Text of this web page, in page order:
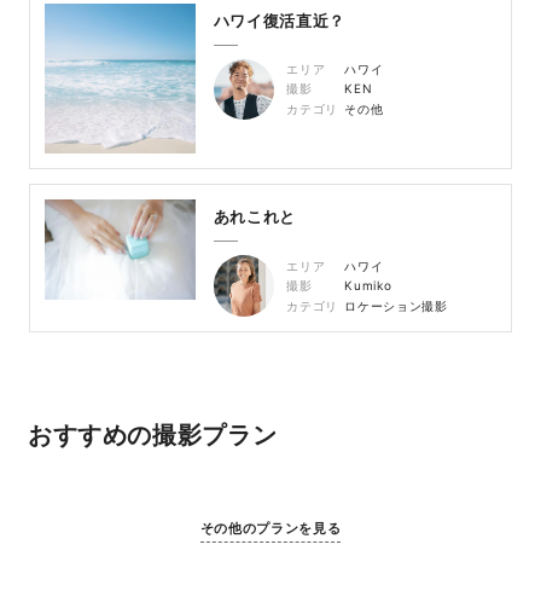
ハワイ復活直近？
エリア
ハワイ
撮影
KEN
カテゴリ
その他
あれこれと
エリア
ハワイ
撮影
Kumiko
カテゴリ
ロケーション撮影
おすすめの撮影プラン
その他のプランを見る